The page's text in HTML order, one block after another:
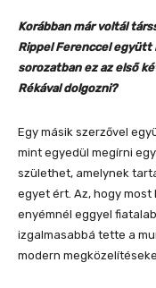
Korábban már voltál
Rippel Ferenccel együtt
sorozatban ez az első
Rékával dolgozni?
Egy másik szerzővel
mint egyedül megírni
születhet, amelynek
egyet ért. Az, hogy
enyémnél eggyel
izgalmasabbá tette a
modern